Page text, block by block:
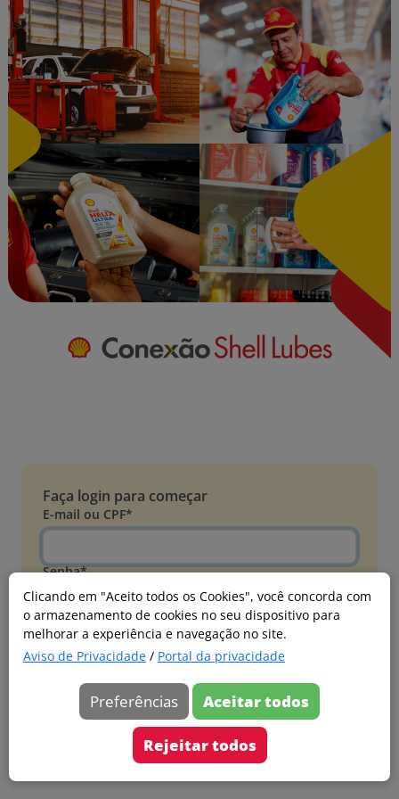
Clicando em "Aceito todos os Cookies", você concorda com
o armazenamento de cookies no seu dispositivo para
melhorar a experiência e navegação no site.
Aviso de Privacidade / Portal da privacidade
Preferências Aceitar todos
Rejeitar todos
Faça login para começar
E-mail ou CPF*
Senha*
Esqueci minha senha
Entrar
Acessar com Microsoft
Ainda não faz parte?
Cadastre-se
Versão 20260805.7